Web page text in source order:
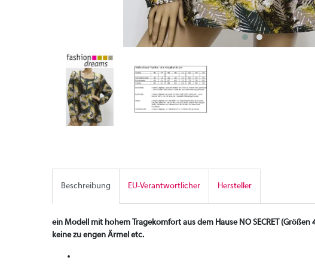
Beschreibung EU-Verantwortlicher Hersteller
ein Modell mit hohem Tragekomfort aus dem Hause NO SECRET
keine zu engen Ärmel etc.